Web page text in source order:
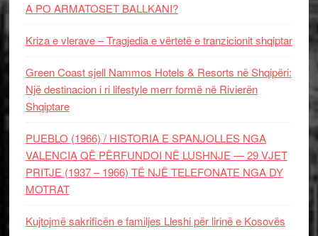
A PO ARMATOSET BALLKANI?
Kriza e vlerave – Tragjedia e vërtetë e tranzicionit shqiptar
Green Coast sjell Nammos Hotels & Resorts në Shqipëri:
Një destinacion i ri lifestyle merr formë në Rivierën
Shqiptare
PUEBLO (1966) / HISTORIA E SPANJOLLES NGA
VALENCIA QË PËRFUNDOI NË LUSHNJE — 29 VJET
PRITJE (1937 – 1966) TË NJË TELEFONATE NGA DY
MOTRAT
Kujtojmë sakrificën e familjes Lleshi për lirinë e Kosovës